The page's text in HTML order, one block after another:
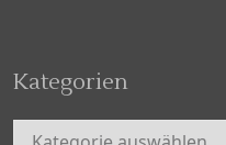
Kategorien
Kategorien